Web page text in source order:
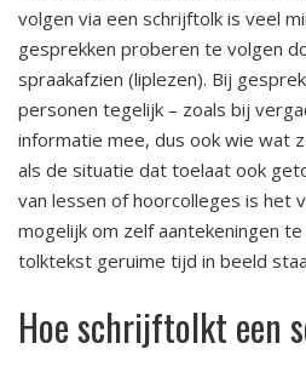
volgen via een schrijftolk is veel
gesprekken proberen te volgen
spraakafzien (liplezen). Bij
personen tegelijk – zoals bij
informatie mee, dus ook wie wat
als de situatie dat toelaat ook
van lessen of hoorcolleges is het
mogelijk om zelf aantekeningen
tolktekst geruime tijd in beeld
Hoe schrijftolkt een